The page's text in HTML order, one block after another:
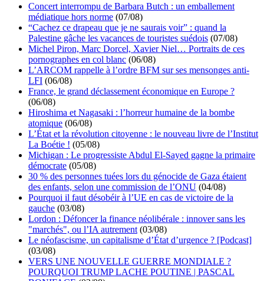
Concert interrompu de Barbara Butch : un emballement
médiatique hors norme (07/08)
“Cachez ce drapeau que je ne saurais voir” : quand la
Palestine gâche les vacances de touristes suédois (07/08)
Michel Piron, Marc Dorcel, Xavier Niel… Portraits de ces
pornographes en col blanc (06/08)
L’ARCOM rappelle à l’ordre BFM sur ses mensonges anti-
LFI (06/08)
France, le grand déclassement économique en Europe ?
(06/08)
Hiroshima et Nagasaki : l’horreur humaine de la bombe
atomique (06/08)
L’État et la révolution citoyenne : le nouveau livre de l’Institut
La Boétie ! (05/08)
Michigan : Le progressiste Abdul El-Sayed gagne la primaire
démocrate (05/08)
30 % des personnes tuées lors du génocide de Gaza étaient
des enfants, selon une commission de l’ONU (04/08)
Pourquoi il faut désobéir à l’UE en cas de victoire de la
gauche (03/08)
Lordon : Défoncer la finance néolibérale : innover sans les
"marchés", ou l’IA autrement (03/08)
Le néofascisme, un capitalisme d’État d’urgence ? [Podcast]
(03/08)
VERS UNE NOUVELLE GUERRE MONDIALE ?
POURQUOI TRUMP LACHE POUTINE | PASCAL